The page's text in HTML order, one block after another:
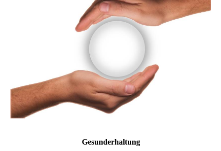
Gesunderhaltung